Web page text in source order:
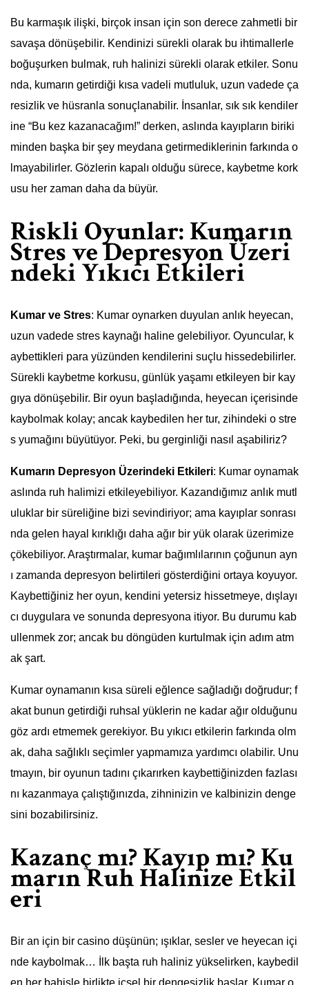
Bu karmaşık ilişki, birçok insan için son derece zahmetli bir
savaşa dönüşebilir. Kendinizi sürekli olarak bu ihtimallerle
boğuşurken bulmak, ruh halinizi sürekli olarak etkiler. Sonu
nda, kumarın getirdiği kısa vadeli mutluluk, uzun vadede ça
resizlik ve hüsranla sonuçlanabilir. İnsanlar, sık sık kendiler
ine “Bu kez kazanacağım!” derken, aslında kayıpların biriki
minden başka bir şey meydana getirmediklerinin farkında o
lmayabilirler. Gözlerin kapalı olduğu sürece, kaybetme kork
usu her zaman daha da büyür.
Riskli Oyunlar: Kumarın
Stres ve Depresyon Üzeri
ndeki Yıkıcı Etkileri
Kumar ve Stres: Kumar oynarken duyulan anlık heyecan,
uzun vadede stres kaynağı haline gelebiliyor. Oyuncular, k
aybettikleri para yüzünden kendilerini suçlu hissedebilirler.
Sürekli kaybetme korkusu, günlük yaşamı etkileyen bir kay
gıya dönüşebilir. Bir oyun başladığında, heyecan içerisinde
kaybolmak kolay; ancak kaybedilen her tur, zihindeki o stre
s yumağını büyütüyor. Peki, bu gerginliği nasıl aşabiliriz?
Kumarın Depresyon Üzerindeki Etkileri: Kumar oynamak
aslında ruh halimizi etkileyebiliyor. Kazandığımız anlık mutl
uluklar bir süreliğine bizi sevindiriyor; ama kayıplar sonrası
nda gelen hayal kırıklığı daha ağır bir yük olarak üzerimize
çökebiliyor. Araştırmalar, kumar bağımlılarının çoğunun ayn
ı zamanda depresyon belirtileri gösterdiğini ortaya koyuyor.
Kaybettiğiniz her oyun, kendini yetersiz hissetmeye, dışlayı
cı duygulara ve sonunda depresyona itiyor. Bu durumu kab
ullenmek zor; ancak bu döngüden kurtulmak için adım atm
ak şart.
Kumar oynamanın kısa süreli eğlence sağladığı doğrudur; f
akat bunun getirdiği ruhsal yüklerin ne kadar ağır olduğunu
göz ardı etmemek gerekiyor. Bu yıkıcı etkilerin farkında olm
ak, daha sağlıklı seçimler yapmamıza yardımcı olabilir. Unu
tmayın, bir oyunun tadını çıkarırken kaybettiğinizden fazlası
nı kazanmaya çalıştığınızda, zihninizin ve kalbinizin denge
sini bozabilirsiniz.
Kazanç mı? Kayıp mı? Ku
marın Ruh Halinize Etkil
eri
Bir an için bir casino düşünün; ışıklar, sesler ve heyecan içi
nde kaybolmak… İlk başta ruh haliniz yükselirken, kaybedil